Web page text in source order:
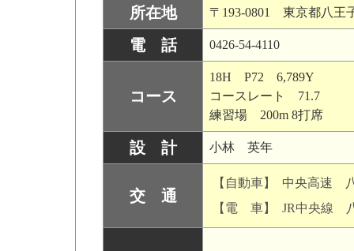
所在地 〒193-0801 東京都八王
電 話 0426-54-4110
コース
18H P72 6,789Y
コースレート 71.7
練習場 200m 8打席
設 計 小林 英年
交 通
【自動車】
中央高速
【電 車】
JR中央線